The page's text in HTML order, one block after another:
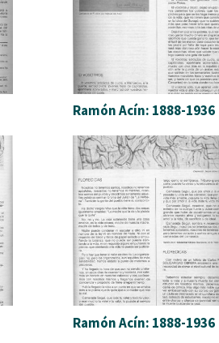
Ramón Acín: 1888-1936
Ramón Acín: 1888-1936